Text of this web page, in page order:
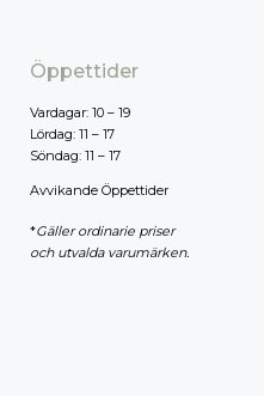
Öppettider
Vardagar: 10 – 19
Lördag: 11 – 17
Söndag: 11 – 17
Avvikande Öppettider
*Gäller ordinarie priser
och utvalda varumärken.